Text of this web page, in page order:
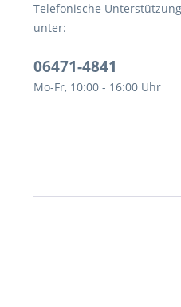
Telefonische
unter:
06471-4841
Mo-Fr, 10:00 - 16:00 Uhr